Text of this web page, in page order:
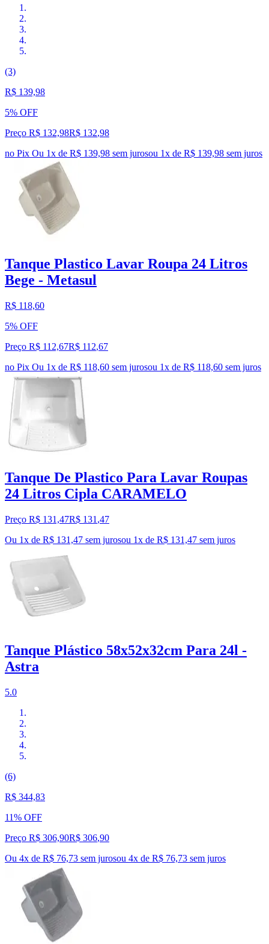
(3)
R$ 139,98
5% OFF
Preço R$ 132,98R$ 132,98
no Pix Ou 1x de R$ 139,98 sem jurosou 1x de R$ 139,98 sem juros
Tanque Plastico Lavar Roupa 24 Litros
Bege - Metasul
R$ 118,60
5% OFF
Preço R$ 112,67R$ 112,67
no Pix Ou 1x de R$ 118,60 sem jurosou 1x de R$ 118,60 sem juros
Tanque De Plastico Para Lavar Roupas
24 Litros Cipla CARAMELO
Preço R$ 131,47R$ 131 ,47
Ou 1x de R$ 131,47 sem jurosou 1x de R$ 131,47 sem juros
Tanque Plástico 58x52x32cm Para 24l -
Astra
5.0
(6)
R$ 344,83
11% OFF
Preço R$ 306,90R$ 306,90
Ou 4x de R$ 76,73 sem jurosou 4x de R$ 76,73 sem juros